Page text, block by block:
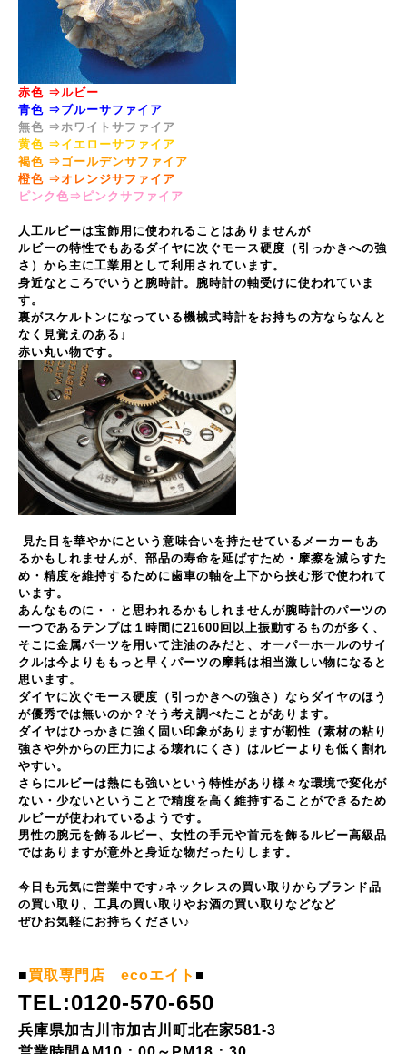
赤色 ⇒ルビー
青色 ⇒ブルーサファイア
無色 ⇒ホワイトサファイア
黄色 ⇒イエローサファイア
褐色 ⇒ゴールデンサファイア
橙色 ⇒オレンジサファイア
ピンク色⇒ピンクサファイア
人工ルビーは宝飾用に使われることはありませんが
ルビーの特性でもあるダイヤに次ぐモース硬度（引っかきへの強
さ）から主に工業用として利用されています。
身近なところでいうと腕時計。腕時計の軸受けに使われていま
す。
裏がスケルトンになっている機械式時計をお持ちの方ならなんと
なく見覚えのある↓
赤い丸い物です。
見た目を華やかにという意味合いを持たせているメーカーもあ
るかもしれませんが、部品の寿命を延ばすため・摩擦を減らすた
め・精度を維持するために歯車の軸を上下から挟む形で使われて
います。
あんなものに・・と思われるかもしれませんが腕時計のパーツの
一つであるテンプは１時間に21600回以上振動するものが多く、
そこに金属パーツを用いて注油のみだと、オーパーホールのサイ
クルは今よりももっと早くパーツの摩耗は相当激しい物になると
思います。
ダイヤに次ぐモース硬度（引っかきへの強さ）ならダイヤのほう
が優秀では無いのか？そう考え調べたことがあります。
ダイヤはひっかきに強く固い印象がありますが靭性（素材の粘り
強さや外からの圧力による壊れにくさ ）はルビーよりも低く割れ
やすい。
さらにルビーは熱にも強いという特性があり様々な環境で変化が
ない・少ないということで精度を高く維持することができるため
ルビーが使われているようです。
男性の腕元を飾るルビー、女性の手元や首元を飾るルビー高級品
ではありますが意外と身近な物だったりします。
今日も元気に営業中です♪ネックレスの買い取りからブランド品
の買い取り、工具の買い取りやお酒の買い取りなどなど
ぜひお気軽にお持ちください♪
■買取専門店 ecoエイト ■
TEL:0120-570-650
兵庫県加古川市加古川町北在家581-3